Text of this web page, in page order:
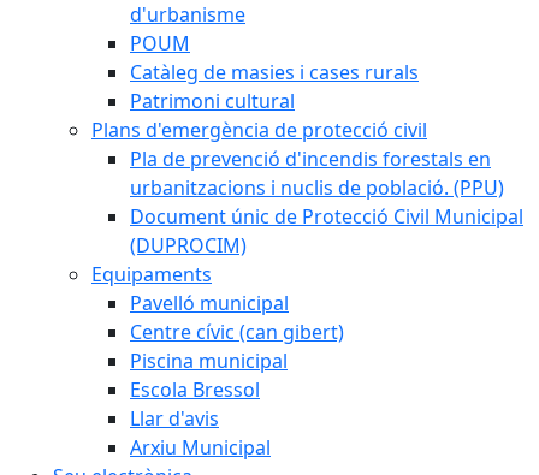
d'urbanisme
POUM
Catàleg de masies i cases rurals
Patrimoni cultural
Plans d'emergència de protecció civil
Pla de prevenció d'incendis forestals en
urbanitzacions i nuclis de població. (PPU)
Document únic de Protecció Civil Municipal
(DUPROCIM)
Equipaments
Pavelló municipal
Centre cívic (can gibert)
Piscina municipal
Escola Bressol
Llar d'avis
Arxiu Municipal